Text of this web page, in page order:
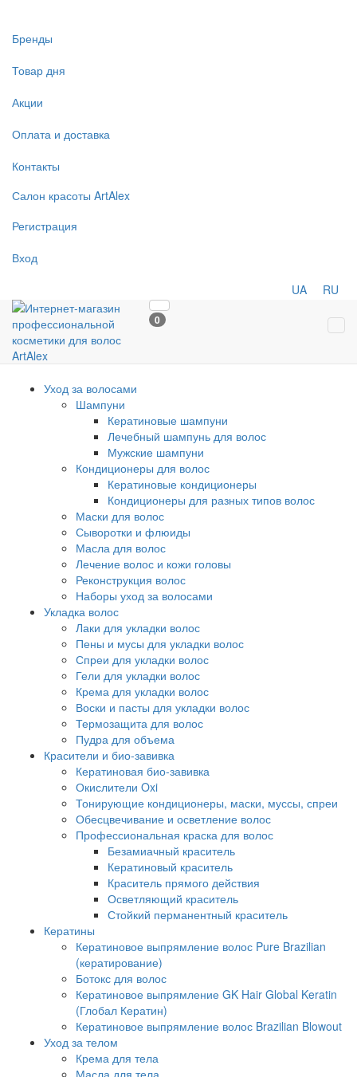
Бренды
Товар дня
Акции
Оплата и доставка
Контакты
Салон красоты ArtAlex
Регистрация
Вход
UA RU
0
Уход за волосами
Шампуни
Кератиновые шампуни
Лечебный шампунь для волос
Мужские шампуни
Кондиционеры для волос
Кератиновые кондиционеры
Кондиционеры для разных типов волос
Маски для волос
Сыворотки и флюиды
Масла для волос
Лечение волос и кожи головы
Реконструкция волос
Наборы уход за волосами
Укладка волос
Лаки для укладки волос
Пены и мусы для укладки волос
Спреи для укладки волос
Гели для укладки волос
Крема для укладки волос
Воски и пасты для укладки волос
Термозащита для волос
Пудра для объема
Красители и био-завивка
Кератиновая био-завивка
Окислители Oxi
Тонирующие кондиционеры, маски, муссы, спреи
Обесцвечивание и осветление волос
Профессиональная краска для волос
Безамиачный краситель
Кератиновый краситель
Краситель прямого действия
Осветляющий краситель
Стойкий перманентный краситель
Кератины
Кератиновое выпрямление волос Pure Brazilian
(кератирование)
Ботокс для волос
Кератиновое выпрямление GK Hair Global Keratin
(Глобал Кератин)
Кератиновое выпрямление волос Brazilian Blowout
Уход за телом
Крема для тела
Масла для тела